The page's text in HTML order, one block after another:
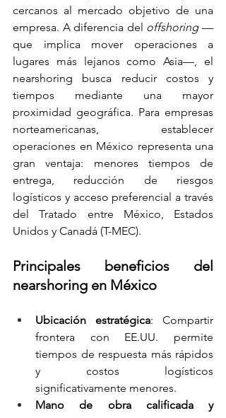
cercanos al mercado objetivo de una
empresa. A diferencia del offshoring —
que implica mover operaciones a
lugares más lejanos como Asia—, el
nearshoring busca reducir costos y
tiempos mediante una mayor
proximidad geográfica. Para empresas
norteamericanas, establecer
operaciones en México representa una
gran ventaja: menores tiempos de
entrega, reducción de riesgos
logísticos y acceso preferencial a través
del Tratado entre México, Estados
Unidos y Canadá (T-MEC).
Principales beneficios del
nearshoring en México
Ubicación estratégica: Compartir
frontera con EE.UU. permite
tiempos de respuesta más rápidos
y costos logísticos
significativamente menores.
Mano de obra calificada y